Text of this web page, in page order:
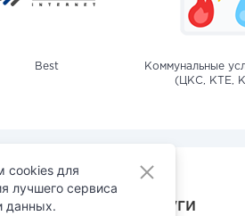
Best
Коммунальные
(ЦКС, КТЕ,
оплачивают услуги
cookies для
лучшего сервиса
данных.